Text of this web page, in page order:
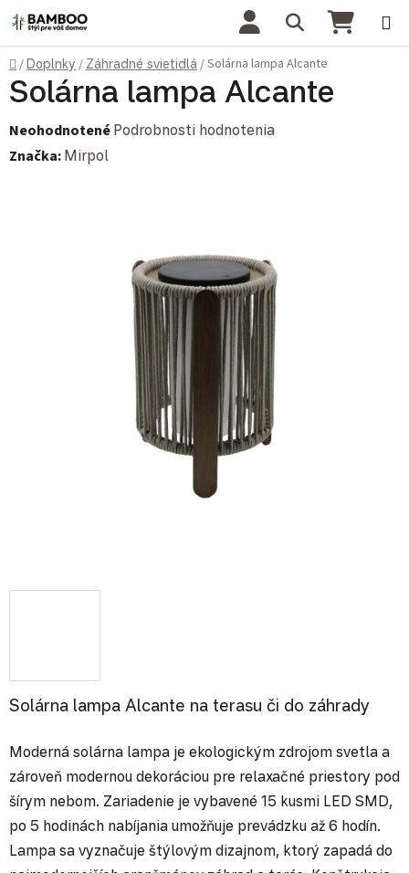
Prejsť na obsah Hľadať
Domov
/Doplnky / Záhradné svietidlá /Solárna lampa Alcante
Solárna lampa Alcante na terasu či do záhrady
Moderná solárna lampa je ekologickým zdrojom svetla a
zároveň modernou dekoráciou pre relaxačné priestory pod
šírym nebom. Zariadenie je vybavené 15 kusmi LED SMD,
po 5 hodinách nabíjania umožňuje prevádzku až 6 hodín.
Lampa sa vyznačuje štýlovým dizajnom, ktorý zapadá do
Solárna lampa Alcante
Priemerné hodnotenie produktu je 0,0 z 5 hviezdičiek.
Neohodnotené Podrobnosti hodnotenia
Značka: Mirpol